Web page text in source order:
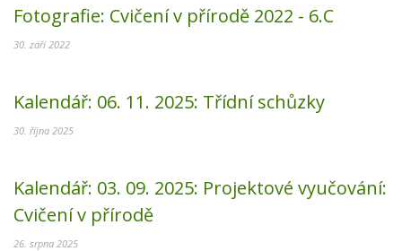
Fotografie: Cvičení v přírodě 2022 - 6.C
30. září 2022
Kalendář: 06. 11. 2025: Třídní schůzky
30. října 2025
Kalendář: 03. 09. 2025: Projektové vyučování:
Cvičení v přírodě
26. srpna 2025